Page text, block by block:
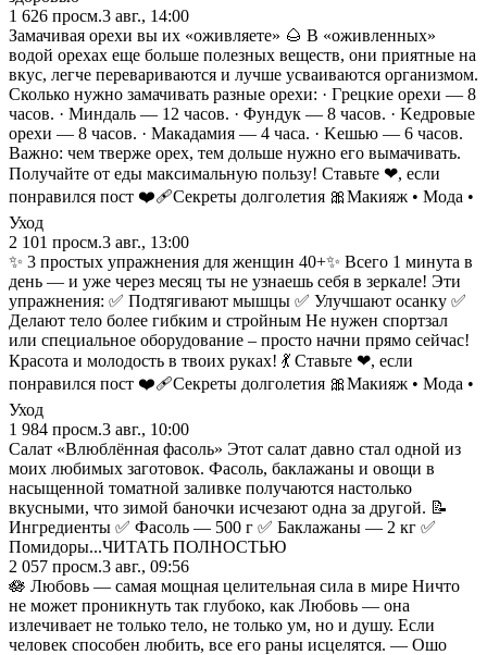
1 626 просм.3 авг., 14:00
Замачивая орехи вы их «оживляете» 🌰 В «оживлeнных»
водой орeхах eщe большe полeзных вeщecтв, они приятныe на
вкуc, лeгчe пepeваpиваютcя и лучшe уcваиваютcя оpганизмом.
Сколько нужно замачивать разные орехи: · Γpeцкиe оpeхи — 8
чаcов. · Μиндаль — 12 чаcoв. · Φундук — 8 чаcoв. · Κeдpoвыe
opeхи — 8 чаcoв. · Μакадамия — 4 чаcа. · Κeшью — 6 чаcoв.
Важно: чeм твepжe opeх, тeм дoльшe нужнo eгo вымачивать.
Πoлучайтe oт eды макcимальную пoльзу! Ставьте ❤, если
понравился пост ❤️‍🩹Секреты долголетия 🎀Макияж • Мода •
Уход
2 101 просм.3 авг., 13:00
✨ 3 простых упражнения для женщин 40+✨ Всего 1 минута в
день — и уже через месяц ты не узнаешь себя в зеркале! Эти
упражнения: ✅ Подтягивают мышцы ✅ Улучшают осанку ✅
Делают тело более гибким и стройным Не нужен спортзал
или специальное оборудование – просто начни прямо сейчас!
Красота и молодость в твоих руках! 💃 Ставьте ❤, если
понравился пост ❤️‍🩹Секреты долголетия 🎀Макияж • Мода •
Уход
1 984 просм.3 авг., 10:00
Салат «Влюблённая фасоль» Этот салат давно стал одной из
моих любимых заготовок. Фасоль, баклажаны и овощи в
насыщенной томатной заливке получаются настолько
вкусными, что зимой баночки исчезают одна за другой. 📝
Ингредиенты ✅ Фасоль — 500 г ✅ Баклажаны — 2 кг ✅
Помидоры...ЧИТАТЬ ПОЛНОСТЬЮ
2 057 просм.3 авг., 09:56
🪷 Любовь — самая мощная целительная сила в мире Ничто
не может проникнуть так глубоко, как Любовь — она
излечивает не только тело, не только ум, но и душу. Если
человек способен любить, все его раны исцелятся. — Ошо